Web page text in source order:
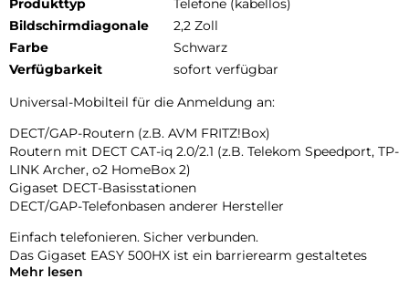
Produkttyp
Telefone (kabellos)
Bildschirmdiagonale
2,2 Zoll
Farbe
Schwarz
Verfügbarkeit
sofort verfügbar
Universal-Mobilteil für die Anmeldung an:
DECT/GAP-Routern (z.B. AVM FRITZ!Box)
Routern mit DECT CAT-iq 2.0/2.1 (z.B. Telekom Speedport, TP-
LINK Archer, o2 HomeBox 2)
Gigaset DECT-Basisstationen
DECT/GAP-Telefonbasen anderer Hersteller
Einfach telefonieren. Sicher verbunden.
Das Gigaset EASY 500HX ist ein barrierearm gestaltetes
schnurloses Mobilteil für Internettelefonie und IP-basierte
Mehr lesen